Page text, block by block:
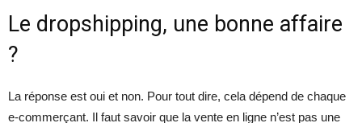
Le dropshipping, une bonne affaire
?
La réponse est oui et non. Pour tout dire, cela dépend de chaque
e-commerçant. Il faut savoir que la vente en ligne n’est pas une